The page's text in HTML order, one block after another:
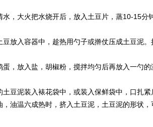
大火把水烧开后，放入土豆片，蒸10-15分
入容器中，趁热用勺子或擀仗压成土豆泥。
放入盐，胡椒粉，搅拌均匀后再放入一勺的
泥装入裱花袋中，或装入保鲜袋中，口扎紧
温六成热时，挤入土豆泥，土豆泥的形状，